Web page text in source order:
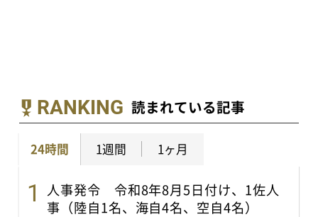
RANKING 読まれている記事
24時間 1週間 1ヶ月
人事発令 令和8年8月5日付け、1佐人
事（陸自1名、海自4名、空自4名）